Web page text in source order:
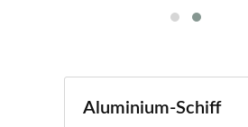
Aluminium-Schiff